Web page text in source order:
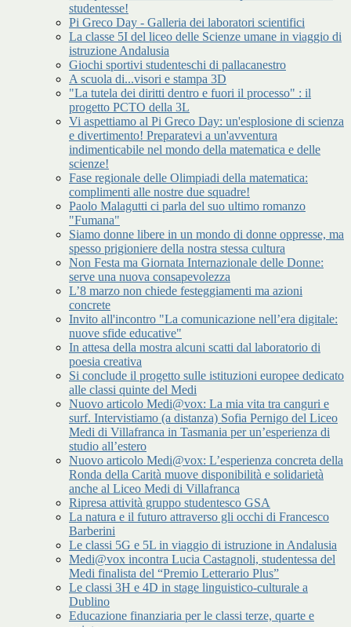
studentesse!
Pi Greco Day - Galleria dei laboratori scientifici
La classe 5I del liceo delle Scienze umane in viaggio di
istruzione Andalusia
Giochi sportivi studenteschi di pallacanestro
A scuola di...visori e stampa 3D
"La tutela dei diritti dentro e fuori il processo" : il
progetto PCTO della 3L
Vi aspettiamo al Pi Greco Day: un'esplosione di scienza
e divertimento! Preparatevi a un'avventura
indimenticabile nel mondo della matematica e delle
scienze!
Fase regionale delle Olimpiadi della matematica:
complimenti alle nostre due squadre!
Paolo Malagutti ci parla del suo ultimo romanzo
"Fumana"
Siamo donne libere in un mondo di donne oppresse, ma
spesso prigioniere della nostra stessa cultura
Non Festa ma Giornata Internazionale delle Donne:
serve una nuova consapevolezza
L’8 marzo non chiede festeggiamenti ma azioni
concrete
Invito all'incontro "La comunicazione nell’era digitale:
nuove sfide educative"
In attesa della mostra alcuni scatti dal laboratorio di
poesia creativa
Si conclude il progetto sulle istituzioni europee dedicato
alle classi quinte del Medi
Nuovo articolo Medi@vox: La mia vita tra canguri e
surf. Intervistiamo (a distanza) Sofia Pernigo del Liceo
Medi di Villafranca in Tasmania per un’esperienza di
studio all’estero
Nuovo articolo Medi@vox: L’esperienza concreta della
Ronda della Carità muove disponibilità e solidarietà
anche al Liceo Medi di Villafranca
Ripresa attività gruppo studentesco GSA
La natura e il futuro attraverso gli occhi di Francesco
Barberini
Le classi 5G e 5L in viaggio di istruzione in Andalusia
Medi@vox incontra Lucia Castagnoli, studentessa del
Medi finalista del “Premio Letterario Plus”
Le classi 3H e 4D in stage linguistico-culturale a
Dublino
Educazione finanziaria per le classi terze, quarte e